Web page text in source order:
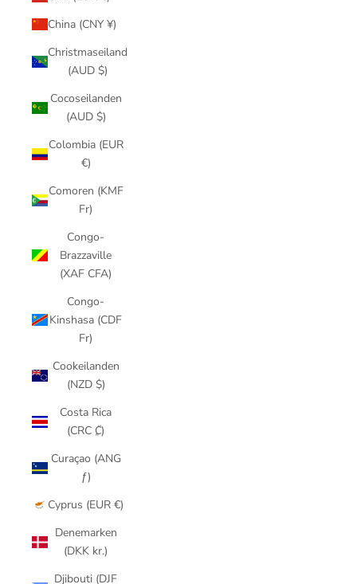
China (CNY ¥)
Christmaseiland
(AUD $)
Cocoseilanden
(AUD $)
Colombia (EUR
€)
Comoren (KMF
Fr)
Congo-
Brazzaville
(XAF CFA)
Congo-
Kinshasa (CDF
Fr)
Cookeilanden
(NZD $)
Costa Rica
(CRC ₡)
Curaçao (ANG
ƒ)
Cyprus (EUR €)
Denemarken
(DKK kr.)
Djibouti (DJF